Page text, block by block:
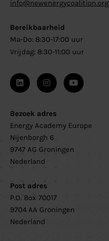
info@newenergycoalition.org
Bereikbaarheid
Ma-Do: 8:30-17:00 uur
Vrijdag: 8:30-11:00 uur
Bezoek adres
Energy Academy Europe
Nijenborgh 6
9747 AG Groningen
Nederland
Post adres
P.O. Box 70017
9704 AA Groningen
Nederland